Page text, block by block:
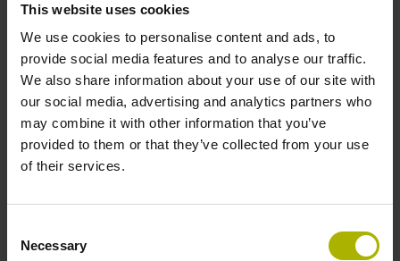
This website uses cookies
We use cookies to personalise content and ads, to
provide social media features and to analyse our traffic.
We also share information about your use of our site with
our social media, advertising and analytics partners who
may combine it with other information that you’ve
provided to them or that they’ve collected from your use
of their services.
Selection
Necessary
150.88 mm
1144120-07
113.16 mm